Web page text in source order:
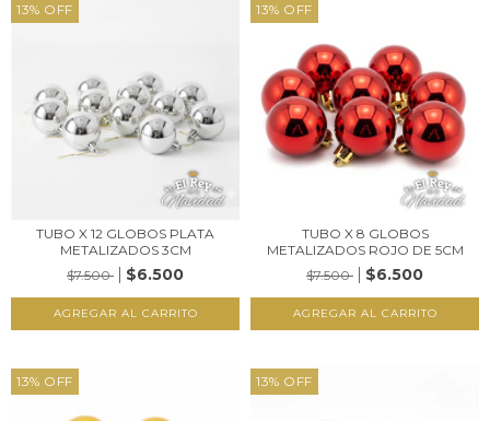
13% OFF
TUBO X 12 GLOBOS PLATA
METALIZADOS 3CM
$7.500
$6.500
13% OFF
TUBO X 8 GLOBOS
METALIZADOS ROJO DE 5CM
$7.500
$6.500
13% OFF 13% OFF